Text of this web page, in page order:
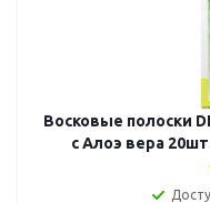
Восковые полоски
с Алоэ вера